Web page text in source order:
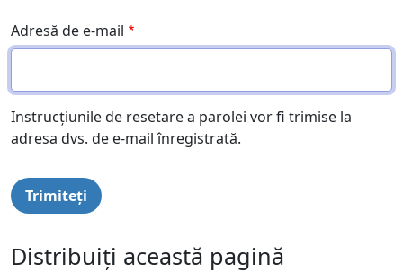
Adresă de e-mail
Instrucțiunile de resetare a parolei vor fi trimise la
adresa dvs. de e-mail înregistrată.
Distribuiți această pagină